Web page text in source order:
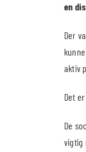
en
Der
aktiv
Det
De
vigtig